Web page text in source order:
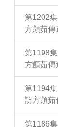
第1202
方顗茹傳
第1198
方顗茹傳
第1194
訪方顗茹
第1186